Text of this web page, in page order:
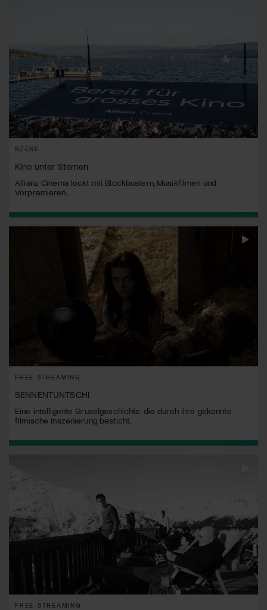
SZENE
Kino unter Sternen
Allianz Cinema lockt mit Blockbustern, Musikfilmen und
Vorpremieren.
FREE STREAMING
SENNENTUNTSCHI
Eine intelligente Gruselgeschichte, die durch ihre gekonnte
filmische Inszenierung besticht.
FREE-STREAMING